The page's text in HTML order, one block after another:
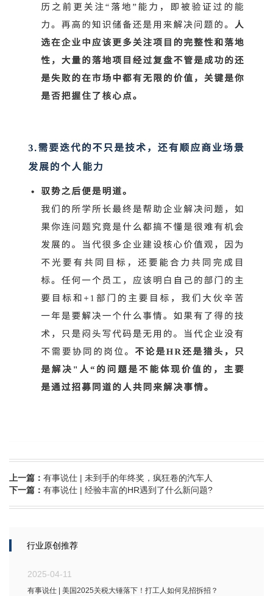
上一篇： 有事说仕 | 未到手的年终奖，疯狂卷的汽车人
下一篇： 有事说仕 | 经验丰富的HR遇到了什么新问题?
行业原创推荐
2025-04-11
有事说仕 | 美国2025关税大锤落下！打工人如何见招拆招？